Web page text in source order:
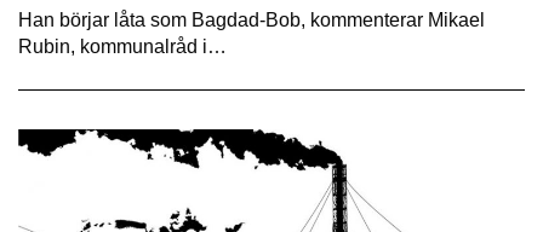
Han börjar låta som Bagdad-Bob, kommenterar Mikael
Rubin, kommunalråd i…